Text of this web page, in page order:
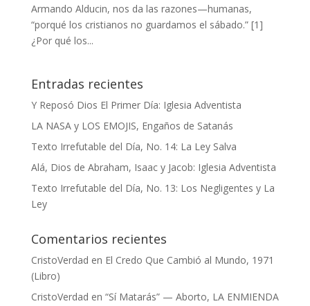
Armando Alducin, nos da las razones—humanas,
“porqué los cristianos no guardamos el sábado.” [1]
¿Por qué los...
Entradas recientes
Y Reposó Dios El Primer Día: Iglesia Adventista
LA NASA y LOS EMOJIS, Engaños de Satanás
Texto Irrefutable del Día, No. 14: La Ley Salva
Alá, Dios de Abraham, Isaac y Jacob: Iglesia Adventista
Texto Irrefutable del Día, No. 13: Los Negligentes y La
Ley
Comentarios recientes
CristoVerdad en El Credo Que Cambió al Mundo, 1971
(Libro)
CristoVerdad en “Sí Matarás” — Aborto, LA ENMIENDA